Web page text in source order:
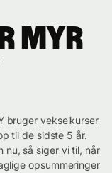
MYR
bruger vekselkurser
til de sidste 5 år.
nu, så siger vi til, når
opsummeringer